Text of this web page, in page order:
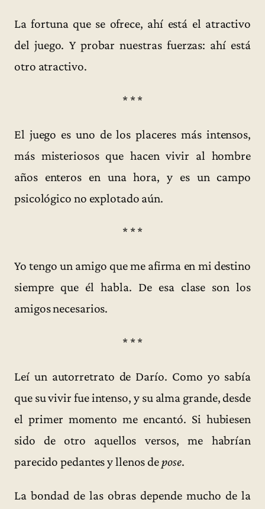
La fortuna que se ofrece, ahí está el atractivo
del juego. Y probar nuestras fuerzas: ahí está
otro atractivo.
* * *
El juego es uno de los placeres más intensos,
más misteriosos que hacen vivir al hombre
años enteros en una hora, y es un campo
psicológico no explotado aún.
* * *
Yo tengo un amigo que me afirma en mi destino
siempre que él habla. De esa clase son los
amigos necesarios.
* * *
Leí un autorretrato de Darío. Como yo sabía
que su vivir fue intenso, y su alma grande, desde
el primer momento me encantó. Si hubiesen
sido de otro aquellos versos, me habrían
parecido pedantes y llenos depose.
La bondad de las obras depende mucho de la